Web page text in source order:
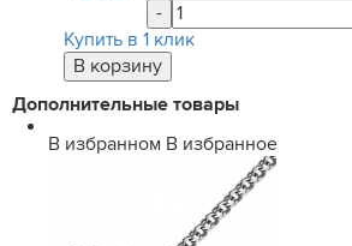
-
Купить в 1 клик
Дополнительные товары
В избранном В избранное